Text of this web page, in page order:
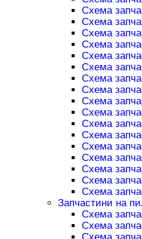
Схема
Схема
Схема
Схема
Схема
Схема
Схема
Схема
Схема
Схема
Схема
Схема
Схема
Схема
Схема
Схема
Схема
Запчастини на
Схема
Схема